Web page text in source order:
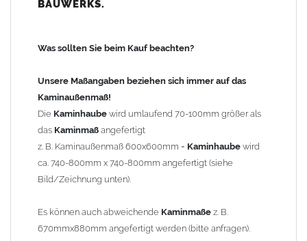
100mm
120mm
140mm
Andere Bohrmaße sind auf Anfrage möglich (Aufpreis
Sonderbohrung 55,99 EUR).
Befestigung/Stützen
Kaminhaubewird inkl. EdelstahlBefestigungsmaterial
geliefert. Die Standardflachstützen sind aus
beträgt ca. 25cm bis 30cm. DieKaminhaubekann mit längeren
Stützen bis Höhe 450mm geliefert werden (Aufpreis 42,89 EUR).
BAUWERKS.
Was sollten Sie beim Kauf beachten?
Unsere Maßangaben beziehen sich immer auf das
Kaminaußenmaß!
Die Kaminhaube wird umlaufend 70-100mm größer als
das Kaminmaß angefertigt
z. B. Kaminaußenmaß 600x600mm = Kaminhaube wird
ca. 740-800mm x 740-800mm angefertigt (siehe
Bild/Zeichnung unten).
Es können auch abweichende Kaminmaße z. B.
670mmx880mm angefertigt werden (bitte anfragen).